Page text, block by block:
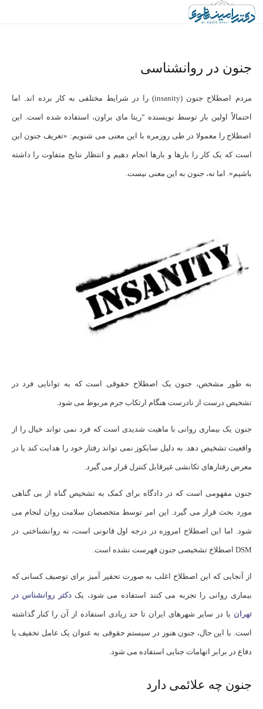
جنون در روانشناسی
مردم اصطلاح جنون (insanity) را در شرایط مختلفی به کار برده اند. اما
احتمالاً اولین بار توسط نویسنده “ریتا مای براون، استفاده شده است. این
اصطلاح را معمولا در طی روزمره با این معنی می شنویم: «تعریف جنون این
است که یک کار را بارها و بارها انجام دهیم و انتظار نتایج متفاوت را داشته
باشیم». اما نه، جنون به این معنی نیست.
به طور مشخص، جنون یک اصطلاح حقوقی است که به توانایی فرد در
تشخیص درست از نادرست هنگام ارتکاب جرم مربوط می شود.
جنون یک بیماری روانی با ماهیت شدیدی است که فرد نمی تواند خیال را از
واقعیت تشخیص دهد. به دلیل سایکوز نمی تواند رفتار خود را هدایت کند یا در
معرض رفتارهای تکانشی غیرقابل کنترل قرار می گیرد.
جنون مفهومی است که در دادگاه برای کمک به تشخیص گناه از بی گناهی
مورد بحث قرار می گیرد. این امر توسط متخصصان سلامت روان لنجام می
شود. اما این اصطلاح امروزه در درجه اول قانونی است، نه روانشناختی. در
DSM اصطلاخ تشخیصی جنون فهرست نشده است.
از آنجایی که این اصطلاح اغلب به صورت تحقیر آمیز برای توصیف کسانی که
بیماری روانی را تجربه می کنند استفاده می شود، یکدکتر روانشناس در
تهران یا در سایر شهرهای ایران تا حد زیادی استفاده از آن را کنار گذاشته
است. با این حال، جنون هنوز در سیستم حقوقی به عنوان یک عامل تخفیف یا
دفاع در برابر اتهامات جنایی استفاده می شود.
جنون چه علائمی دارد